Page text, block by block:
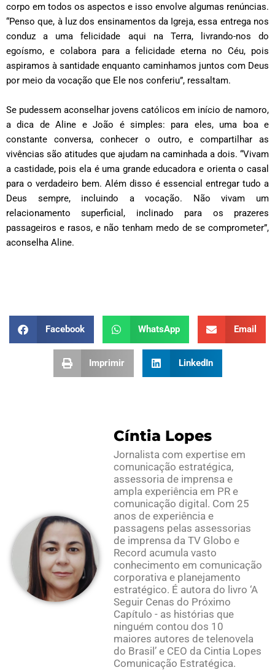
corpo em todos os aspectos e isso envolve algumas renúncias.
“Penso que, à luz dos ensinamentos da Igreja, essa entrega nos
conduz a uma felicidade aqui na Terra, livrando-nos do
egoísmo, e colabora para a felicidade eterna no Céu, pois
aspiramos à santidade enquanto caminhamos juntos com Deus
por meio da vocação que Ele nos conferiu”, ressaltam.
Se pudessem aconselhar jovens católicos em início de namoro,
a dica de Aline e João é simples: para eles, uma boa e
constante conversa, conhecer o outro, e compartilhar as
vivências são atitudes que ajudam na caminhada a dois. “Vivam
a castidade, pois ela é uma grande educadora e orienta o casal
para o verdadeiro bem. Além disso é essencial entregar tudo a
Deus sempre, incluindo a vocação. Não vivam um
relacionamento superficial, inclinado para os prazeres
passageiros e rasos, e não tenham medo de se comprometer”,
aconselha Aline.
Facebook WhatsApp Email
Imprimir LinkedIn
Cíntia Lopes
Jornalista com expertise em
comunicação estratégica,
assessoria de imprensa e
ampla experiência em PR e
comunicação digital. Com 25
anos de experiência e
passagens pelas assessorias
de imprensa da TV Globo e
Record acumula vasto
conhecimento em comunicação
corporativa e planejamento
estratégico. É autora do livro ‘A
Seguir Cenas do Próximo
Capítulo - as histórias que
ninguém contou dos 10
maiores autores de telenovela
do Brasil’ e CEO da Cintia Lopes
Comunicação Estratégica.